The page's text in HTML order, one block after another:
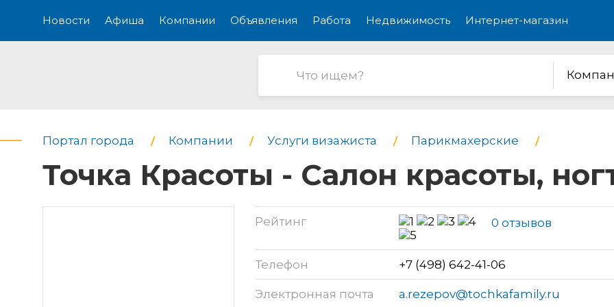
Новости Афиша Компании Объявления Работа Недвижимость Интернет-магазин
Портал города Компании Услуги визажиста Парикмахерские
Точка Красоты - Салон красоты,
Рейтинг 0 отзывов
Телефон +7 (498) 642-41-06
Электронная почта a.rezepov@tochkafamily.ru